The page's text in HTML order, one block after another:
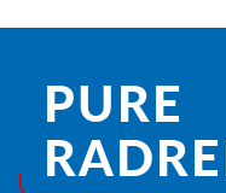
PURE